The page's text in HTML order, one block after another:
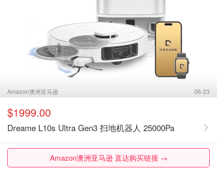
Amazon澳洲亚马逊 06-23
$1999.00
Dreame L10s Ultra Gen3 扫地机器人 25000Pa
Amazon澳洲亚马逊 直达购买链接 →